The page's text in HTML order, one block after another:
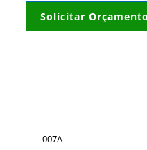
Solicitar Orçamento
007A